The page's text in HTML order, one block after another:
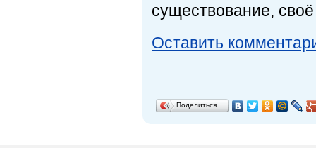
существование,
Оставить
Поделиться…